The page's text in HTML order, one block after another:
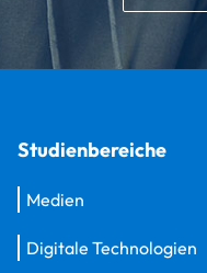
Studienbereiche
Medien
Digitale Technologien